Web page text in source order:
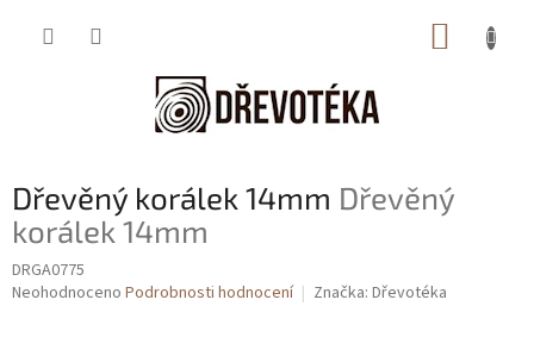
Dřevěný korálek 14mm Dřevěný
korálek 14mm
DRGA0775
Průměrné
Neohodnoceno Podrobnosti hodnocení Značka: Dřevotéka